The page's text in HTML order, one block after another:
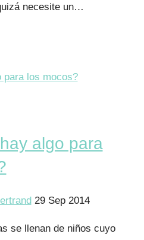
necesite un…
algo para
29 Sep 2014
se llenan de niños cuyo